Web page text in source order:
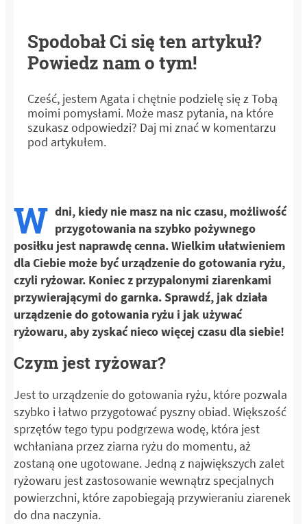
Spodobał Ci się ten artykuł?
Powiedz nam o tym!
Cześć, jestem Agata i chętnie podzielę się z Tobą
moimi pomysłami. Może masz pytania, na które
szukasz odpowiedzi? Daj mi znać w komentarzu
pod artykułem.
W dni, kiedy nie masz na nic czasu, możliwość
przygotowania na szybko pożywnego
posiłku jest naprawdę cenna. Wielkim ułatwieniem
dla Ciebie może być urządzenie do gotowania ryżu,
czyli ryżowar. Koniec z przypalonymi ziarenkami
przywierającymi do garnka. Sprawdź, jak działa
urządzenie do gotowania ryżu i jak używać
ryżowaru, aby zyskać nieco więcej czasu dla siebie!
Czym jest ryżowar?
Jest to urządzenie do gotowania ryżu, które pozwala
szybko i łatwo przygotować pyszny obiad. Większość
sprzętów tego typu podgrzewa wodę, która jest
wchłaniana przez ziarna ryżu do momentu, aż
zostaną one ugotowane. Jedną z największych zalet
ryżowaru jest zastosowanie wewnątrz specjalnych
powierzchni, które zapobiegają przywieraniu ziarenek
do dna naczynia.